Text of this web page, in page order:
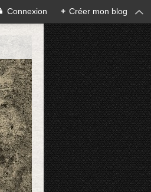
Connexion + Créer mon blog